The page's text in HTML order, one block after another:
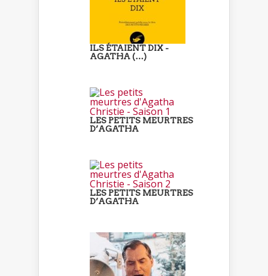
ILS ÉTAIENT DIX -
AGATHA (…)
LES PETITS MEURTRES
D’AGATHA
LES PETITS MEURTRES
D’AGATHA